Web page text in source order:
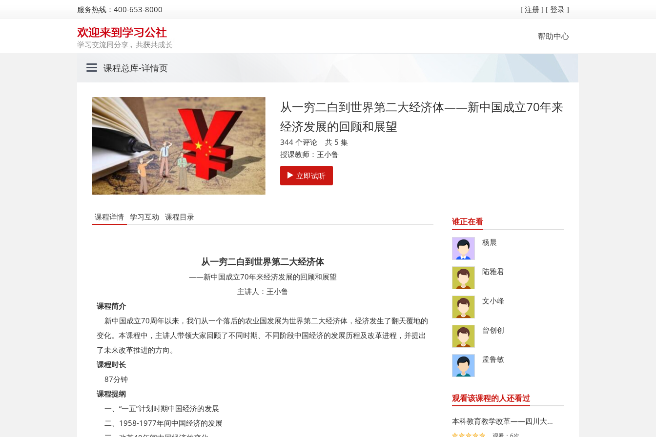
服务热线：400-653-8000 [ 注册 ] [ 登录 ]
帮助中心
课程总库-详情页
从一穷二白到世界第二大经济体——新中国成立70年来
经济发展的回顾和展望
344 个评论 共 5 集
授课教师：王小鲁
立即试听
课程详情 学习互动 课程目录
从一穷二白到世界第二大经济体
——新中国成立70年来经济发展的回顾和展望
主讲人：王小鲁
课程简介
新中国成立70周年以来，我们从一个落后的农业国发展为世界第二大经济体，经济发生了翻天覆地的
变化。本课程中，主讲人带领大家回顾了不同时期、不同阶段中国经济的发展历程及改革进程，并提出
了未来改革推进的方向。
课程时长
87分钟
课程提纲
一、“一五”计划时期中国经济的发展
二、1958-1977年间中国经济的发展
谁正在看
杨晨
陆雅君
文小峰
曾创创
孟鲁敏
观看该课程的人还看过
本科教育教学改革——四川大学的思考与实践